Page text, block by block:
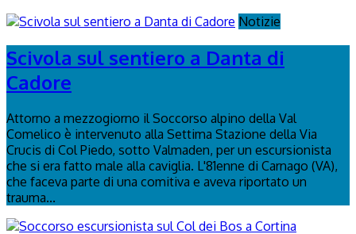
Notizie
Scivola sul sentiero a Danta di
Cadore
Attorno a mezzogiorno il Soccorso alpino della Val
Comelico è intervenuto alla Settima Stazione della Via
Crucis di Col Piedo, sotto Valmaden, per un escursionista
che si era fatto male alla caviglia. L'81enne di Carnago (VA),
che faceva parte di una comitiva e aveva riportato un
trauma...